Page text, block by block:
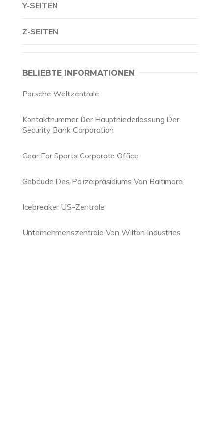
Y-SEITEN
Z-SEITEN
BELIEBTE INFORMATIONEN
Porsche Weltzentrale
Kontaktnummer Der Hauptniederlassung Der
Security Bank Corporation
Gear For Sports Corporate Office
Gebäude Des Polizeipräsidiums Von Baltimore
Icebreaker US-Zentrale
Unternehmenszentrale Von Wilton Industries